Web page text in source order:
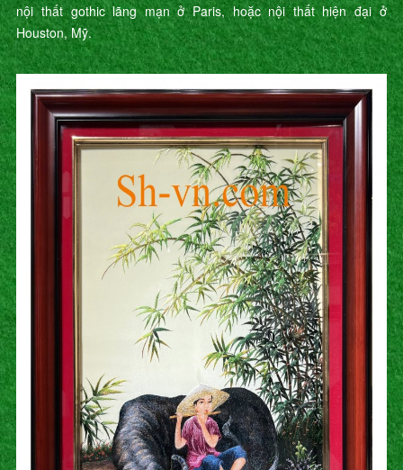
nội thất gothic lãng mạn ở Paris, hoặc nội thất hiện đại ở
Houston, Mỹ.